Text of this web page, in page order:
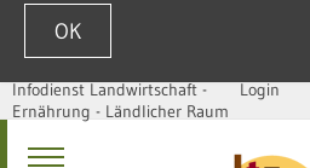
OK
Zum Inhalt springen
Infodienst Landwirtschaft -
Ernährung - Ländlicher Raum
Login